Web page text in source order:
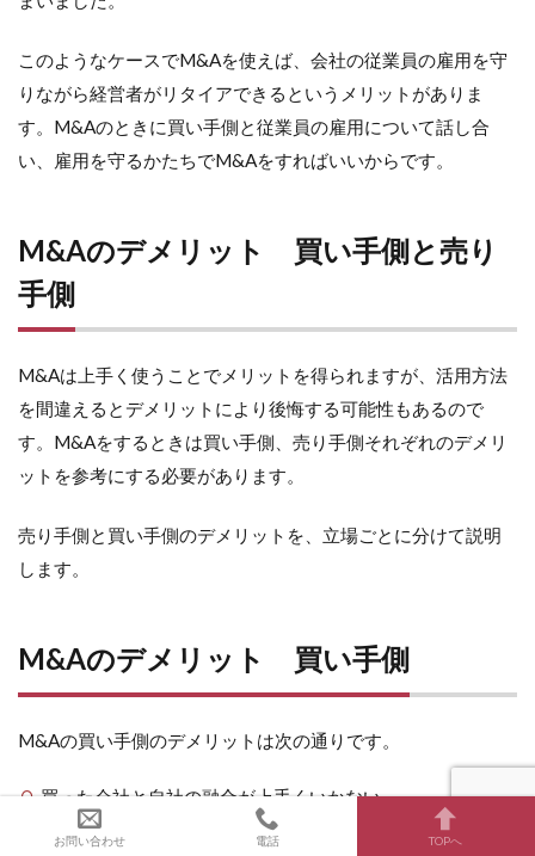
このようなケースでM&Aを使えば、会社の従業員の雇用を守
りながら経営者がリタイアできるというメリットがありま
す。M&Aのときに買い手側と従業員の雇用について話し合
い、雇用を守るかたちでM&Aをすればいいからです。
M&Aのデメリット 買い手側と売り
手側
M&Aは上手く使うことでメリットを得られますが、活用方法
を間違えるとデメリットにより後悔する可能性もあるので
す。M&Aをするときは買い手側、売り手側それぞれのデメリ
ットを参考にする必要があります。
売り手側と買い手側のデメリットを、立場ごとに分けて説明
します。
M&Aのデメリット 買い手側
M&Aの買い手側のデメリットは次の通りです。
買った会社と自社の融合が上手くいかない
社員の反発や流出が起きてしまう
お問い合わせ 電話 TOPへ